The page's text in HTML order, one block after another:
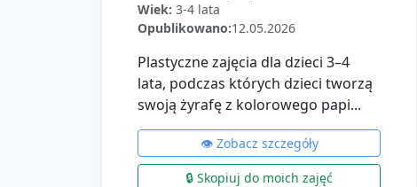
Wiek: 3-4 lata
Opublikowano:12.05.2026
Plastyczne zajęcia dla dzieci 3–4
lata, podczas których dzieci tworzą
swoją żyrafę z kolorowego papi...
👁️ Zobacz szczegóły
🔒 Skopiuj do moich zajęć